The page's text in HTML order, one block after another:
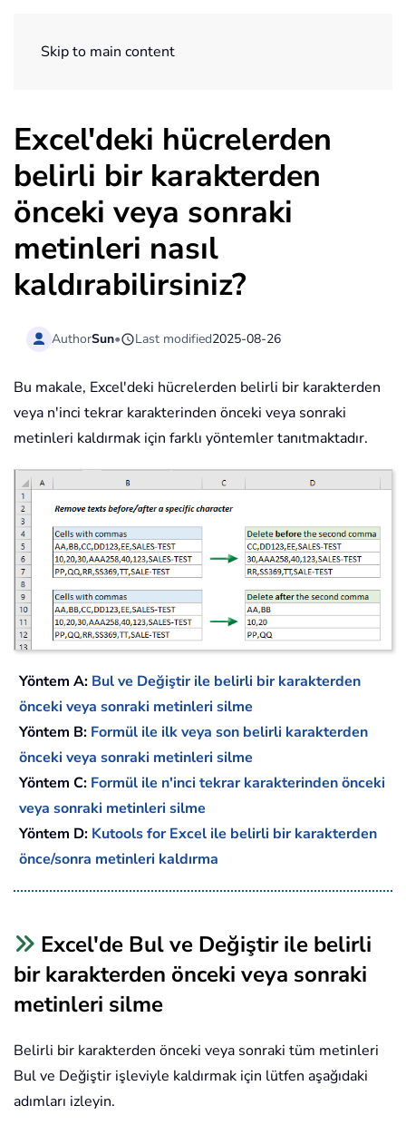
Skip to main content
Excel'deki hücrelerden
belirli bir karakterden
önceki veya sonraki
metinleri nasıl
kaldırabilirsiniz?
AuthorSun• Last modified2025-08-26
Bu makale, Excel'deki hücrelerden belirli bir karakterden
veya n'inci tekrar karakterinden önceki veya sonraki
metinleri kaldırmak için farklı yöntemler tanıtmaktadır.
Yöntem A: Bul ve Değiştir ile belirli bir karakterden
önceki veya sonraki metinleri silme
Yöntem B: Formül ile ilk veya son belirli karakterden
önceki veya sonraki metinleri silme
Yöntem C: Formül ile n'inci tekrar karakterinden önceki
veya sonraki metinleri silme
Yöntem D: Kutools for Excel ile belirli bir karakterden
önce/sonra metinleri kaldırma
Excel'de Bul ve Değiştir ile belirli
bir karakterden önceki veya sonraki
metinleri silme
Belirli bir karakterden önceki veya sonraki tüm metinleri
Bul ve Değiştir işleviyle kaldırmak için lütfen aşağıdaki
adımları izleyin.